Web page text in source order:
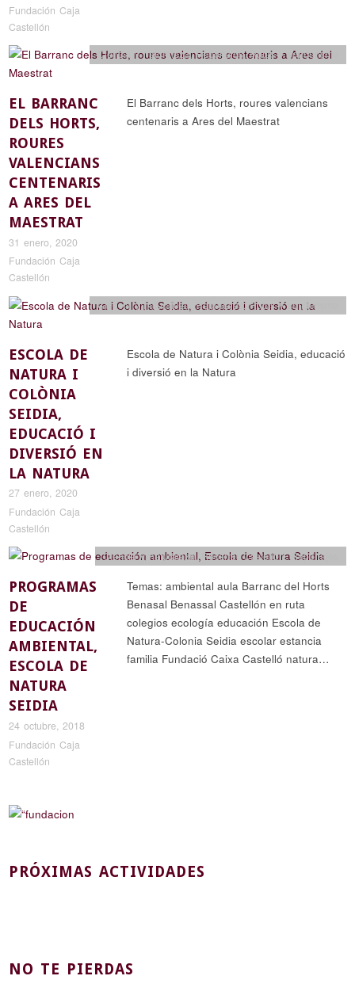
Fundación Caja
Castellón
EL BARRANC
DELS HORTS,
ROURES
VALENCIANS
CENTENARIS
A ARES DEL
MAESTRAT
31 enero, 2020
Fundación Caja
Castellón
Ciencia y naturaleza,Reportajes,Rutas y senderismo
El Barranc dels Horts, roures valencians
centenaris a Ares del Maestrat
ESCOLA DE
NATURA I
COLÒNIA
SEIDIA,
EDUCACIÓ I
DIVERSIÓ EN
LA NATURA
27 enero, 2020
Fundación Caja
Castellón
Ciencia y naturaleza,Reportajes ,Rutas y senderismo
Escola de Natura i Colònia Seidia, educació
i diversió en la Natura
PROGRAMAS
DE
EDUCACIÓN
AMBIENTAL,
ESCOLA DE
NATURA
SEIDIA
24 octubre, 2018
Fundación Caja
Castellón
Ciencia y naturaleza, Recorrer Castellón, Reportajes
Temas: ambiental aula Barranc del Horts
Benasal Benassal Castellón en ruta
colegios ecología educación Escola de
Natura-Colonia Seidia escolar estancia
familia Fundació Caixa Castelló natura…
PRÓXIMAS ACTIVIDADES
NO TE PIERDAS